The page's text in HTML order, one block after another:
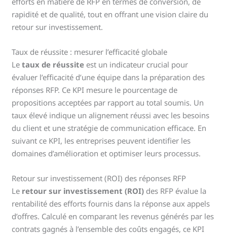
rapidité et de qualité, tout en offrant une vision claire du
retour sur investissement.
Taux de réussite : mesurer l’efficacité globale
Letaux de réussite est un indicateur crucial pour
évaluer l’efficacité d’une équipe dans la préparation des
réponses RFP. Ce KPI mesure le pourcentage de
propositions acceptées par rapport au total soumis. Un
taux élevé indique un alignement réussi avec les besoins
du client et une stratégie de communication efficace. En
suivant ce KPI, les entreprises peuvent identifier les
domaines d’amélioration et optimiser leurs processus.
Retour sur investissement (ROI) des réponses RFP
Le retour sur investissement (ROI) des RFP évalue la
rentabilité des efforts fournis dans la réponse aux appels
d’offres. Calculé en comparant les revenus générés par les
contrats gagnés à l’ensemble des coûts engagés, ce KPI